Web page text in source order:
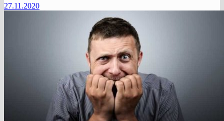
27.11.2020